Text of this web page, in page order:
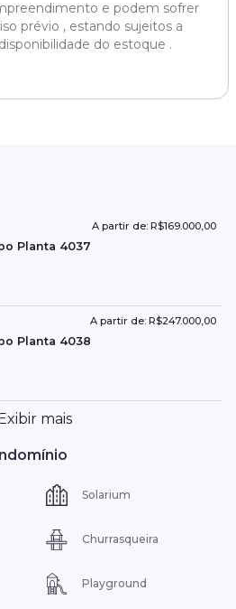
e podem sofrer
prévio , estando sujeitos a
do estoque .
A partir de: R$169.000,00
Planta 4037
A partir de: R$247.000,00
Planta 4038
mais
Solarium
Churrasqueira
Playground